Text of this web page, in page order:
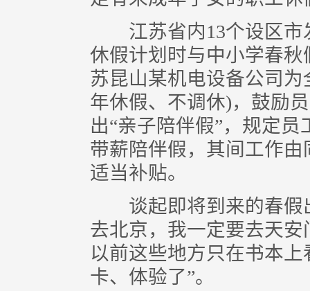
江苏省内13个设区市
休假计划时与中小学春
苏昆山某机电设备公司
年休假、不调休)，鼓励
出“亲子陪伴假”，规定
带薪陪伴假，其间工作
适当补贴。
谈起即将到来的春假
去北京，我一定要去天
以前这些地方只在书本
卡、体验了”。